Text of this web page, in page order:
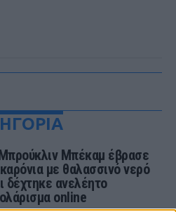
Μπέκαμ έβρασε
με θαλασσινό νερό
δέχτηκε ανελέητο
online